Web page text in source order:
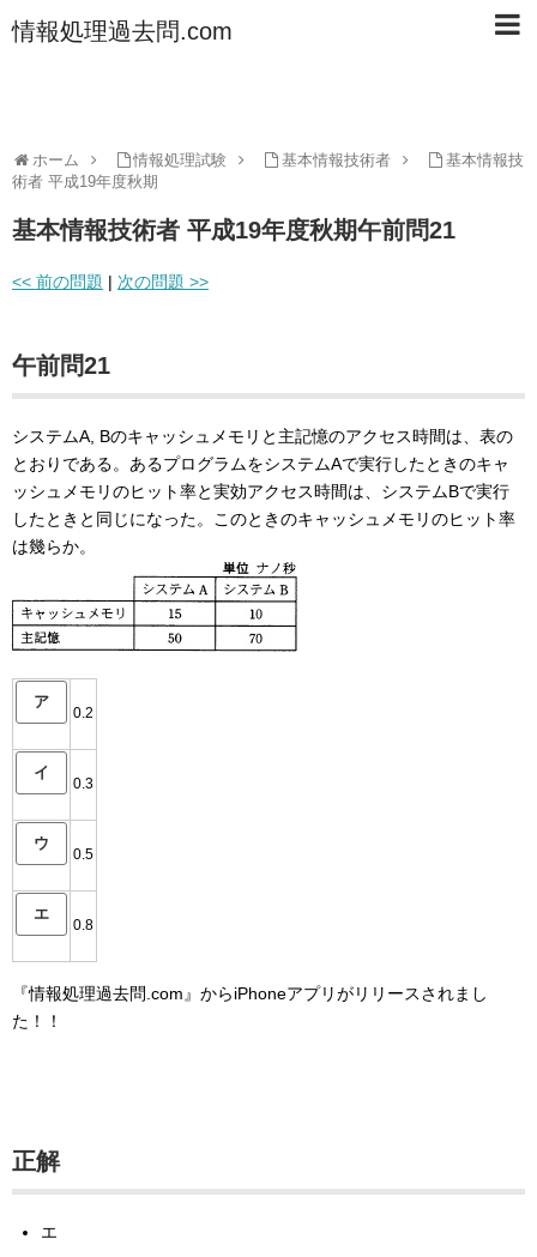
情報処理過去問.com
ホーム 情報処理試験 基本情報技術者
基本情報技
術者 平成19年度秋期
基本情報技術者 平成19年度秋期午前問21
<< 前の問題 | 次の問題 >>
午前問21
システムA, Bのキャッシュメモリと主記憶のアクセス時間は、表の
とおりである。あるプログラムをシステムAで実行したときのキャ
ッシュメモリのヒット率と実効アクセス時間は、システムBで実行
したときと同じになった。このときのキャッシュメモリのヒット率
は幾らか。
ア
0.2
イ
0.3
ウ
0.5
エ
0.8
『情報処理過去問.com』からiPhoneアプリがリリースされまし
た！！
正解
エ